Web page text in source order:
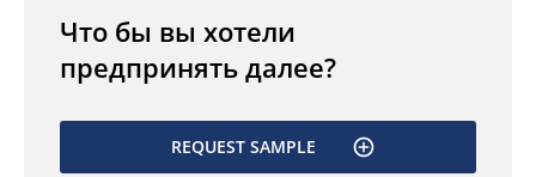
Что бы вы хотели
предпринять далее?
REQUEST SAMPLE